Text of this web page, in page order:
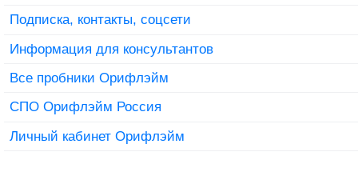
Подписка, контакты, соцсети
Информация для консультантов
Все пробники Орифлэйм
СПО Орифлэйм Россия
Личный кабинет Орифлэйм